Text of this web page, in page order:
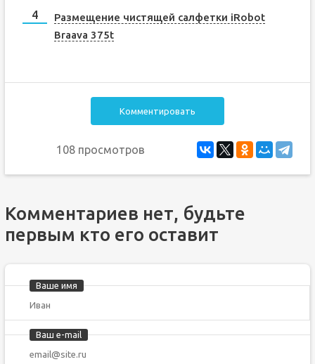
Размещение чистящей салфетки iRobot
Braava 375t
Комментировать
108 просмотров
Комментариев нет, будьте
первым кто его оставит
Ваше имя
Ваш e-mail